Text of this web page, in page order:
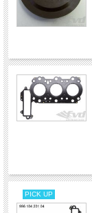
PICK UP